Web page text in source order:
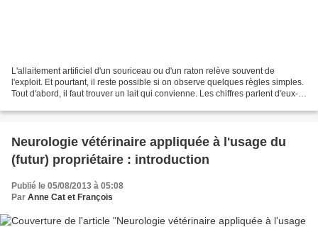
L'allaitement artificiel d'un souriceau ou d'un raton relève souvent de
l'exploit. Et pourtant, il reste possible si on observe quelques règles simples.
Tout d'abord, il faut trouver un lait qui convienne. Les chiffres parlent d'eux-
Neurologie vétérinaire appliquée à l'usage du
(futur) propriétaire : introduction
Publié le 05/08/2013 à 05:08
Par Anne Cat et François